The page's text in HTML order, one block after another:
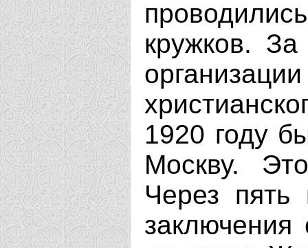
кружков.
1920 году
Москву.
Через пять
заключения